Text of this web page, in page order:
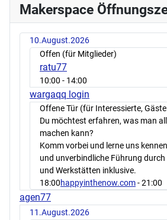
Makerspace
10.August.2026
Offen (für Mitglieder)
ratu77
10:00 - 14:00
wargaqq login
Offene Tür (für Interessierte,
Du möchtest erfahren, was man
machen kann?
Komm vorbei und lerne uns
und unverbindliche Führung
und Werkstätten inklusive.
18:00happyinthenow.com- 21:00
agen77
11.August.2026